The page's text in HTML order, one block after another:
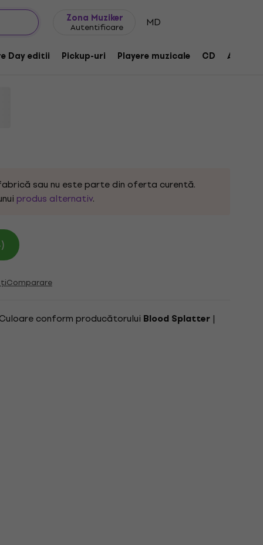
Zona Muziker
Autentificare MD
Day editii Pickup-uri Playere muzicale CD
(Blood Splatter Coloured) (2 LP)
sau nu este parte din oferta curentă.
produs alternativ.
Comparare
conform producătorului Blood Splatter |